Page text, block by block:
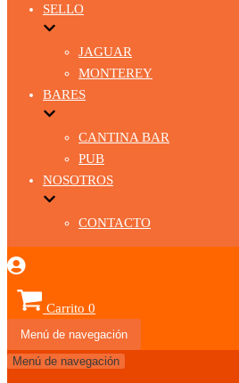
SELLO
JAGUAR
MONTEREY
BARES
CANTINA BAR
PUB
NOSOTROS
CONTACTO
Carrito 0
Menú de navegación
Menú de navegación